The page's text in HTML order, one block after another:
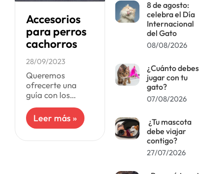
Accesorios
para perros
cachorros
28/09/2023
Queremos
ofrecerte una
guía con los
cachorros más
útiles y populares,
facilitarán el
Leer más »
8 de agosto:
celebra el Día
Internacional
del Gato
08/08/2026
¿Cuánto debes
jugar con tu
gato?
07/08/2026
¿Tu mascota
debe viajar
contigo?
27/07/2026